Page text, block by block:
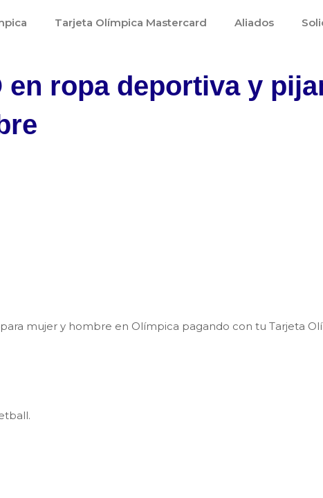
Tarjeta Olímpica Mastercard Aliados
en ropa deportiva y
mujer y hombre en Olímpica pagando con tu Tarjeta